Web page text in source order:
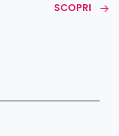
SCOPRI